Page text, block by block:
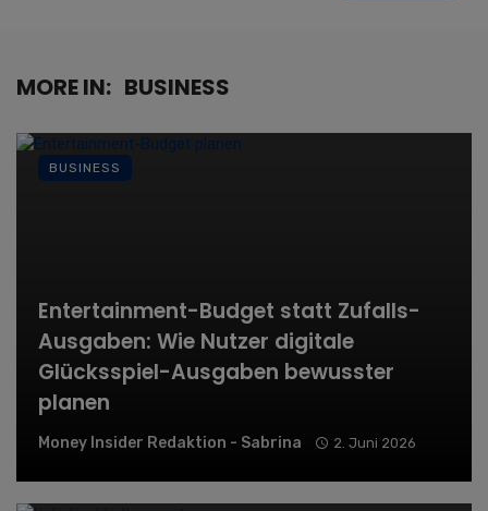
MORE IN: BUSINESS
Entertainment-Budget statt Zufalls-
Ausgaben: Wie Nutzer digitale
Glücksspiel-Ausgaben bewusster
planen
Money Insider Redaktion - Sabrina 2. Juni 2026
BUSINESS